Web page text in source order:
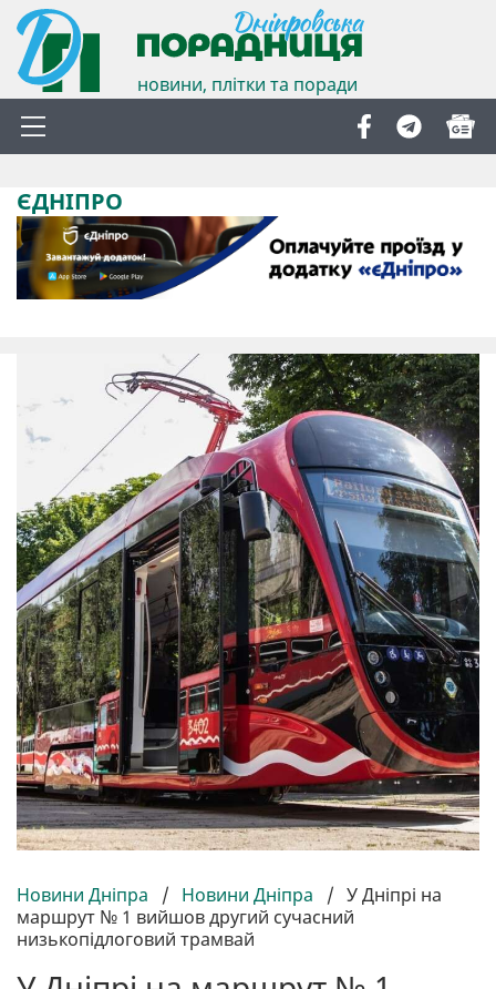
новини, плітки та поради
ЄДНІПРО
Новини Дніпра / Новини Дніпра / У Дніпрі на
маршрут № 1 вийшов другий сучасний
низькопідлоговий трамвай